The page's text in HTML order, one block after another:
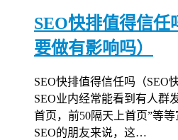
SEO快排值得信任
要做有影响吗）
SEO快排值得信任吗（SEO
SEO业内经常能看到有人群
首页，前50隔天上首页”等
SEO的朋友来说，这…